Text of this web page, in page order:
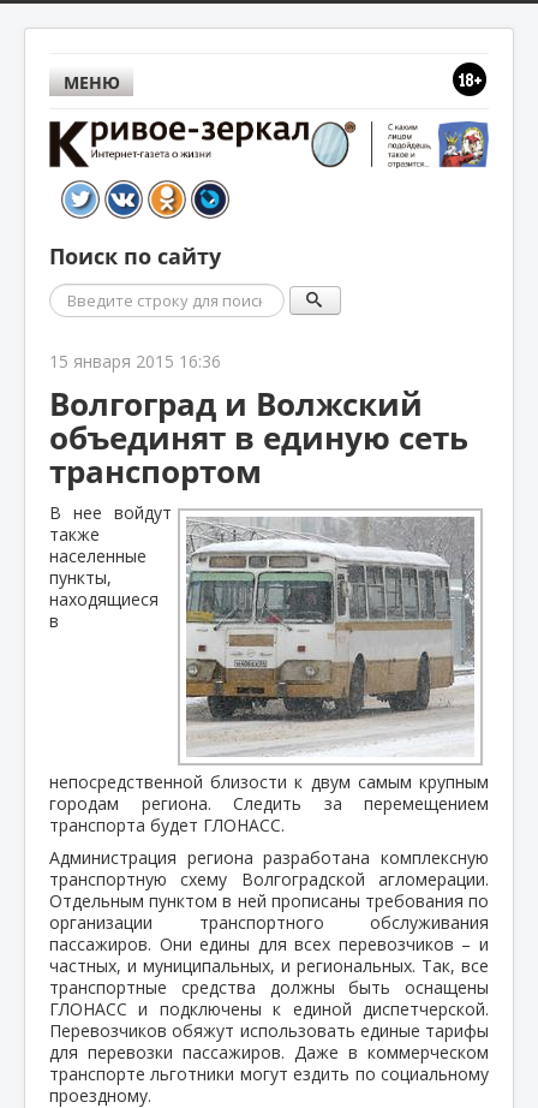
МЕНЮ
Поиск по сайту
Поиск
15 января 2015 16:36
Волгоград и Волжский
объединят в единую сеть
транспортом
В нее войдут
также
населенные
пункты,
находящиеся
в
непосредственной близости к двум самым крупным
городам региона. Следить за перемещением
транспорта будет ГЛОНАСС.
Администрация региона разработана комплексную
транспортную схему Волгоградской агломерации.
Отдельным пунктом в ней прописаны требования по
организации транспортного обслуживания
пассажиров. Они едины для всех перевозчиков – и
частных, и муниципальных, и региональных. Так, все
транспортные средства должны быть оснащены
ГЛОНАСС и подключены к единой диспетчерской.
Перевозчиков обяжут использовать единые тарифы
для перевозки пассажиров. Даже в коммерческом
транспорте льготники могут ездить по социальному
проездному.